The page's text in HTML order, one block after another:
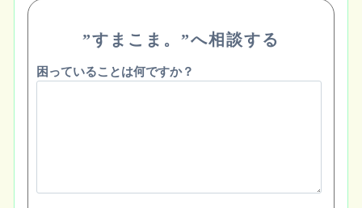
”すまこま。”へ相談する
困っていることは何ですか？